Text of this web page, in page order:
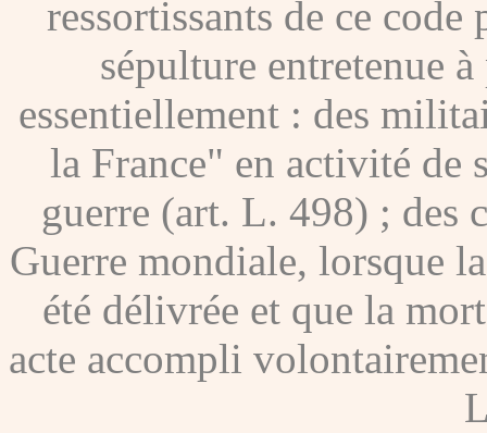
ressortissants de ce code
sépulture entretenue
essentiellement : des
la France" en activité de
guerre (art. L. 498) ; des
Guerre mondiale, lorsque
été délivrée et que la
acte accompli